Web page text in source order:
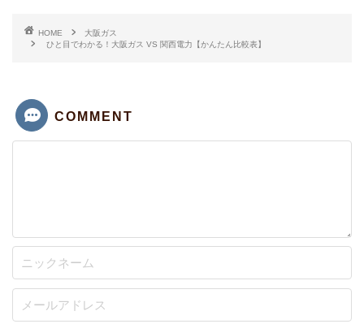
HOME
大阪ガス
ひと目でわかる！大阪ガス VS 関西電力【かんたん比較表】
COMMENT